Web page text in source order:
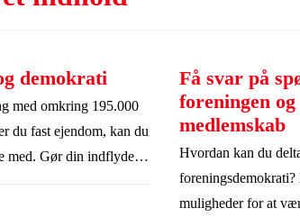
demokrati
med omkring 195.000
du fast ejendom, kan du
med. Gør din indflydelse
Få svar på
foreningen
medlemskab
Hvordan kan du
muligheder for at